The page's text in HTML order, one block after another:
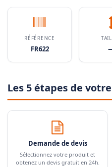
RÉFÉRENCE
FR622
Les 5 étapes de
Demande de devis
Sélectionnez votre produit et
obtenez un devis gratuit en 24h.